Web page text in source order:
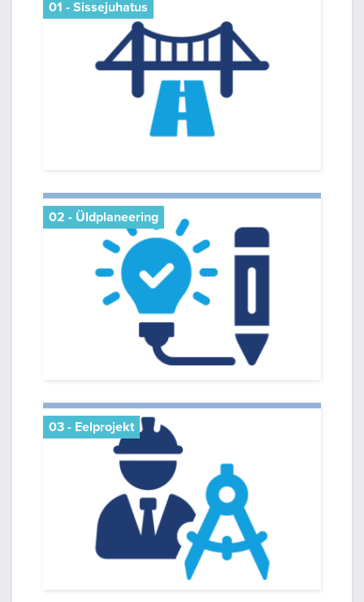
01 - Sissejuhatus
02 - Üldplaneering
03 - Eelprojekt